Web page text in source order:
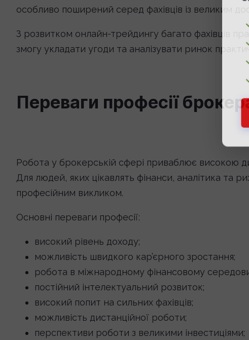
особливо поширений серед фахівців із великим
З розвитком онлайн-трейдингу багато фахівців
змогу укладати угоди та аналізувати ринок
Переваги професії
Робота у брокерській сфері приваблює високою
Для людей, яких цікавлять фінанси, аналітика та
професійним викликом.
Основні переваги професії:
високий рівень доходу;
можливість швидкого кар’єрного зростання;
робота в міжнародному фінансовому
постійний інтелектуальний розвиток;
високий попит на сильних фахівців;
можливість дистанційної роботи;
перспективи роботи з великими інвестиціями;